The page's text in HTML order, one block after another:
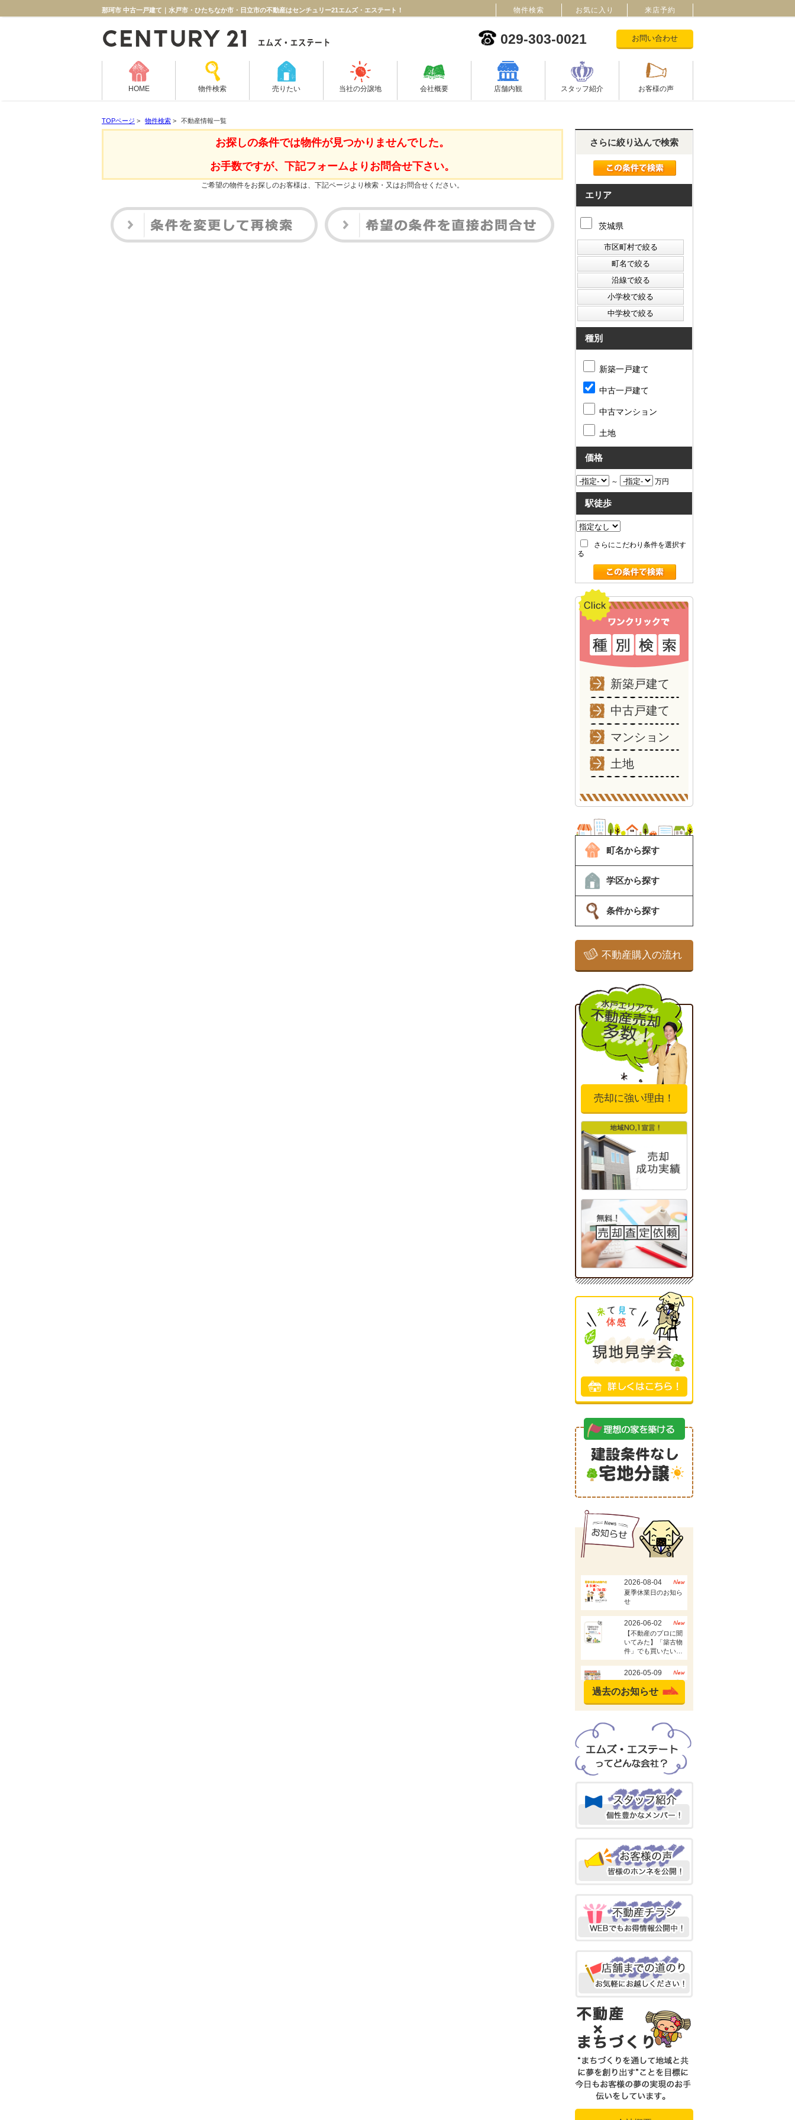
那珂市 中古一戸建て｜水戸市・ひたちなか市・日立市の不動産はセンチュリー21エムズ・エステート！
029-303-0021 お問い合わせ
HOME 物件検索 売りたい 当社の分譲地 会社概要 店舗内観 スタッフ紹介 お客様の声
TOPページ > 物件検索 > 不動産情報一覧
お探しの条件では物件が見つかりませんでした。
お手数ですが、下記フォームよりお問合せ下さい。
ご希望の物件をお探しのお客様は、下記ページより検索・又はお問合せください。
さらに絞り込んで検索
エリア
茨城県
種別
新築一戸建て
中古一戸建て
中古マンション
土地
価格
～ 万円
駅徒歩
さらにこだわり条件を選択す
る
新築戸建て
中古戸建て
マンション
土地
町名から探す
学区から探す
条件から探す
不動産購入の流れ
売却に強い理由！
過去のお知らせ
物件検索 お気に入り 来店予約